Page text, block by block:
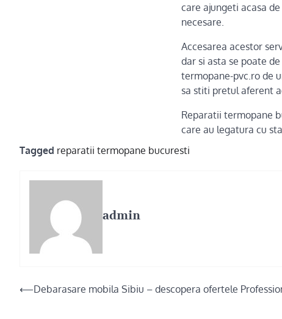
care ajungeti acasa
necesare.
Accesarea acestor
dar si asta se poate
termopane-pvc.ro de
sa stiti pretul aferent
Reparatii termopane
care au legatura cu
Tagged reparatii termopane bucuresti
admin
Post
⟵Debarasare mobila Sibiu – descopera ofertele